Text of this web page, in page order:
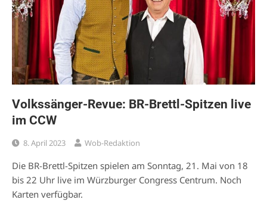
Volkssänger-Revue: BR-Brettl-Spitzen live
im CCW
8. April 2023 Wob-Redaktion
Die BR-Brettl-Spitzen spielen am Sonntag, 21. Mai von 18
bis 22 Uhr live im Würzburger Congress Centrum. Noch
Karten verfügbar.